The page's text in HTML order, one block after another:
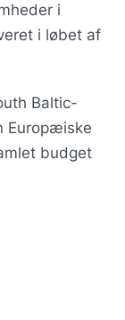
i
i løbet af
Baltic-
Europæiske
budget